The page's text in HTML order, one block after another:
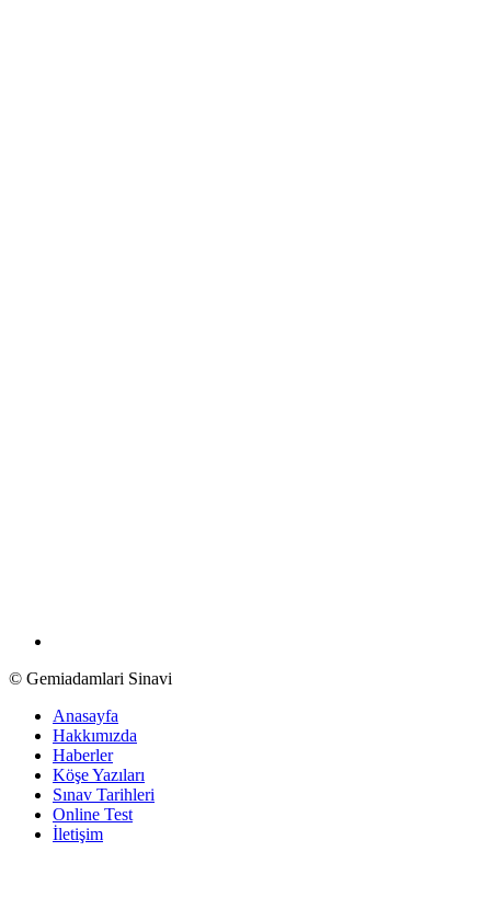
© Gemiadamlari Sinavi
Anasayfa
Hakkımızda
Haberler
Köşe Yazıları
Sınav Tarihleri
Online Test
İletişim